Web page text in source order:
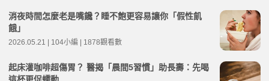
消夜時間怎麼老是嘴饞？睡不飽更容易讓你「假性飢
餓」
2026.05.21 | 104小編 | 1878觀看數
起床灌咖啡超傷胃？ 醫揭「晨間5習慣」助長壽：先喝